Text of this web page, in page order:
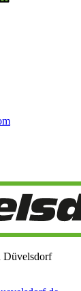
Düvelsdorf